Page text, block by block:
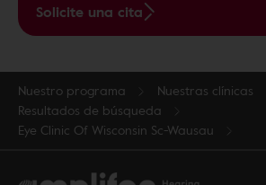
Solicite una cita
Nuestro programa
Nuestras clínicas
Resultados de búsqueda
Eye Clinic Of Wisconsin Sc-Wausau